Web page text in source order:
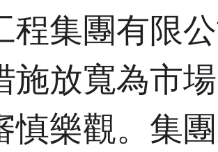
程集團有限
施放寬為市
慎樂觀。集